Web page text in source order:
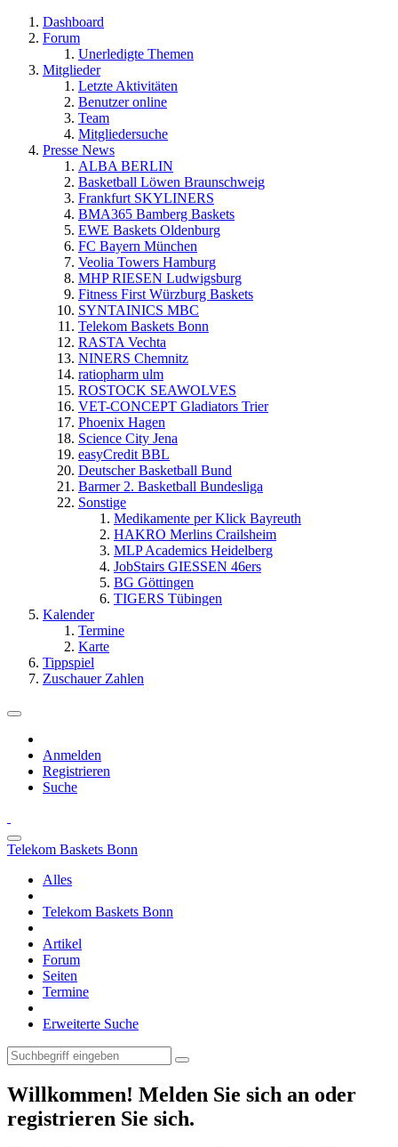
Dashboard
Forum
Unerledigte Themen
Mitglieder
Letzte Aktivitäten
Benutzer online
Team
Mitgliedersuche
Presse News
ALBA BERLIN
Basketball Löwen Braunschweig
Frankfurt SKYLINERS
BMA365 Bamberg Baskets
EWE Baskets Oldenburg
FC Bayern München
Veolia Towers Hamburg
MHP RIESEN Ludwigsburg
Fitness First Würzburg Baskets
SYNTAINICS MBC
Telekom Baskets Bonn
RASTA Vechta
NINERS Chemnitz
ratiopharm ulm
ROSTOCK SEAWOLVES
VET-CONCEPT Gladiators Trier
Phoenix Hagen
Science City Jena
easyCredit BBL
Deutscher Basketball Bund
Barmer 2. Basketball Bundesliga
Sonstige
Medikamente per Klick Bayreuth
HAKRO Merlins Crailsheim
MLP Academics Heidelberg
JobStairs GIESSEN 46ers
BG Göttingen
TIGERS Tübingen
Kalender
Termine
Karte
Tippspiel
Zuschauer Zahlen
Anmelden
Registrieren
Suche
Telekom Baskets Bonn
Alles
Telekom Baskets Bonn
Artikel
Forum
Seiten
Termine
Erweiterte Suche
Willkommen! Melden Sie sich an oder
registrieren Sie sich.